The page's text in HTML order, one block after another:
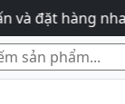
hàng nhanh